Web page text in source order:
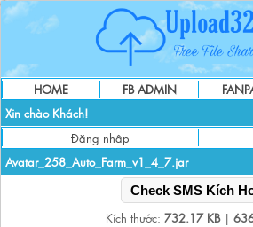
HOME FB ADMIN
Xin chào Khách!
Đăng nhập
Avatar_258_Auto_Farm_v1_4_7.jar
Check SMS Kích
Kích thước: 732.17 KB|